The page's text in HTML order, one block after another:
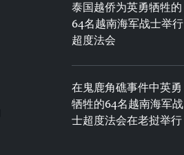
泰国越侨为英勇牺牲的
64名越南海军战士举行
超度法会
在鬼鹿角礁事件中英勇
牺牲的64名越南海军战
士超度法会在老挝举行